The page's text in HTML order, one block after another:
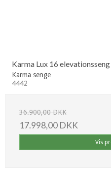
Karma Lux 16
Karma senge
4442
36.900,00 DKK
17.998,00 DKK
Vis